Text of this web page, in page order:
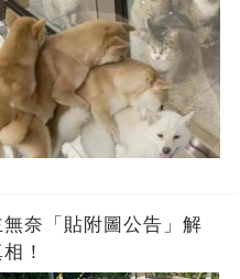
奈「貼附圖公告」解
！